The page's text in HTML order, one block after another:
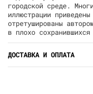
городской среде.
иллюстрации
отретушированы
в плохо
ДОСТАВКА И ОПЛАТА